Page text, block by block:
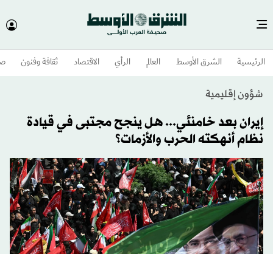
الرئيسية الشرق الأوسط​ العالم الرأي الاقتصاد ثقافة وفنون
شؤون إقليمية
إيران بعد خامنئي... هل ينجح مجتبى في قيادة
نظام أنهكته الحرب والأزمات؟